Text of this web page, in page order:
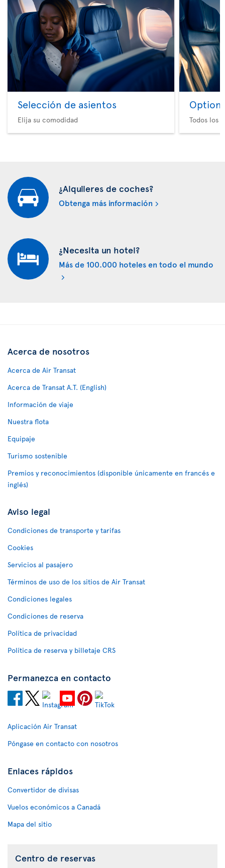
Selección de asientos
Elija su comodidad
Option
Todos los
¿Alquileres de coches?
Obtenga más información
¿Necesita un hotel?
Más de 100.000 hoteles en todo el mundo
Acerca de nosotros
Acerca de Air Transat
Acerca de Transat A.T. (English)
Información de viaje
Nuestra flota
Equipaje
Turismo sostenible
Premios y reconocimientos (disponible únicamente en francés e
inglés)
Aviso legal
Condiciones de transporte y tarifas
Cookies
Servicios al pasajero
Términos de uso de los sitios de Air Transat
Condiciones legales
Condiciones de reserva
Política de privacidad
Política de reserva y billetaje CRS
Permanezca en contacto
Aplicación Air Transat
Póngase en contacto con nosotros
Enlaces rápidos
Convertidor de divisas
Vuelos económicos a Canadá
Mapa del sitio
Centro de reservas